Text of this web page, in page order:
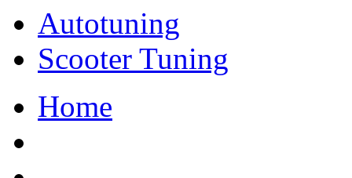
Autotuning
Scooter Tuning
Home